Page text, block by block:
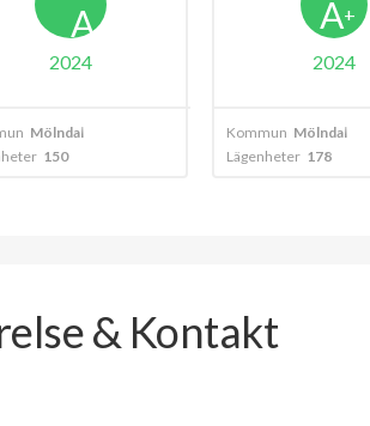
A
2024
Mölndal
150
A+
2024
Kommun Mölndal
Lägenheter 178
& Kontakt